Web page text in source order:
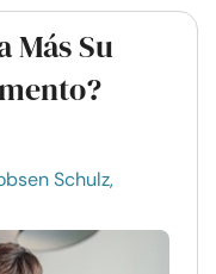
Más Su
Schulz,